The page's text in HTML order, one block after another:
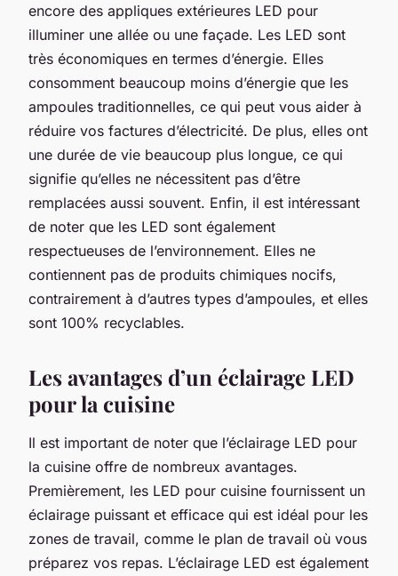
encore des appliques extérieures LED pour
illuminer une allée ou une façade. Les LED sont
très économiques en termes d’énergie. Elles
consomment beaucoup moins d’énergie que les
ampoules traditionnelles, ce qui peut vous aider à
réduire vos factures d’électricité. De plus, elles ont
une durée de vie beaucoup plus longue, ce qui
signifie qu’elles ne nécessitent pas d’être
remplacées aussi souvent. Enfin, il est intéressant
de noter que les LED sont également
respectueuses de l’environnement. Elles ne
contiennent pas de produits chimiques nocifs,
contrairement à d’autres types d’ampoules, et elles
sont 100% recyclables.
Les avantages d’un éclairage LED
pour la cuisine
Il est important de noter que l’éclairage LED pour
la cuisine offre de nombreux avantages.
Premièrement, les LED pour cuisine fournissent un
éclairage puissant et efficace qui est idéal pour les
zones de travail, comme le plan de travail où vous
préparez vos repas. L’éclairage LED est également